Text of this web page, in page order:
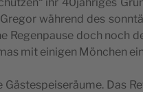
wäh­rend des
Regen­pau­se doch noch
mit eini­gen Mön­chen
Gäs­te­spei­se­räu­me. Das